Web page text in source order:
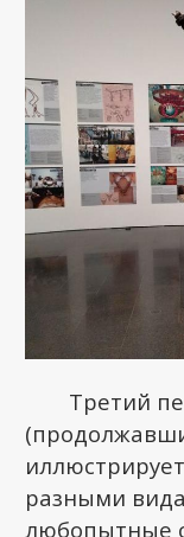
Третий
разными
любопытные